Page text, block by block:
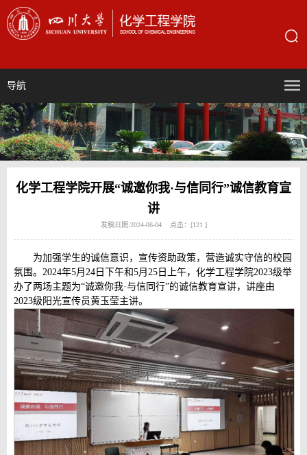
导航
化学工程学院开展“诚邀你我·与信同行”诚信教育宣
讲
发稿日期:2024-06-04 点击：[121 ]
为加强学生的诚信意识，宣传资助政策，营造诚实守信的校园
氛围。2024年5月24日下午和5月25日上午，化学工程学院2023级举
办了两场主题为“诚邀你我·与信同行”的诚信教育宣讲，讲座由
2023级阳光宣传员黄玉莹主讲。